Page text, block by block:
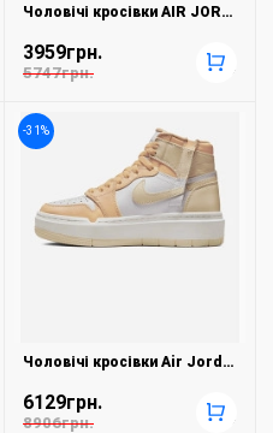
Чоловічі кросівки AIR JORDAN 1 MID BG 554725-130
3959грн.
5747грн. +
-31%
Чоловічі кросівки Air Jordan 1 Elevate High DN3253-200
6129грн.
8906грн. +